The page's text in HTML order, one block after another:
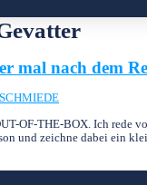
mal nach dem
OF-THE-BOX. Ich rede
und zeichne dabei ein